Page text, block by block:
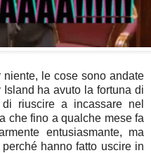
le cose sono andate
ha avuto la fortuna di
riuscire a incassare nel
che fino a qualche mese fa
entusiasmante, ma
hanno fatto uscire in